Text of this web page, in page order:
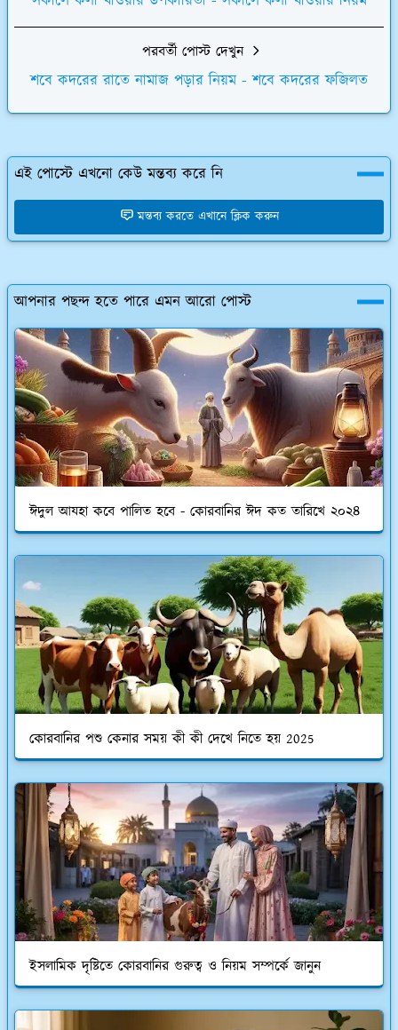
পরবর্তী পোস্ট দেখুন
শবে কদরের রাতে নামাজ পড়ার নিয়ম - শবে কদরের ফজিলত
এই পোস্টে এখনো কেউ মন্তব্য করে নি
মন্তব্য করতে এখানে ক্লিক করুন
আপনার পছন্দ হতে পারে এমন আরো পোস্ট
ঈদুল আযহা কবে পালিত হবে - কোরবানির ঈদ কত তারিখে ২০২৪
কোরবানির পশু কেনার সময় কী কী দেখে নিতে হয় 2025
ইসলামিক দৃষ্টিতে কোরবানির গুরুত্ব ও নিয়ম সম্পর্কে জানুন